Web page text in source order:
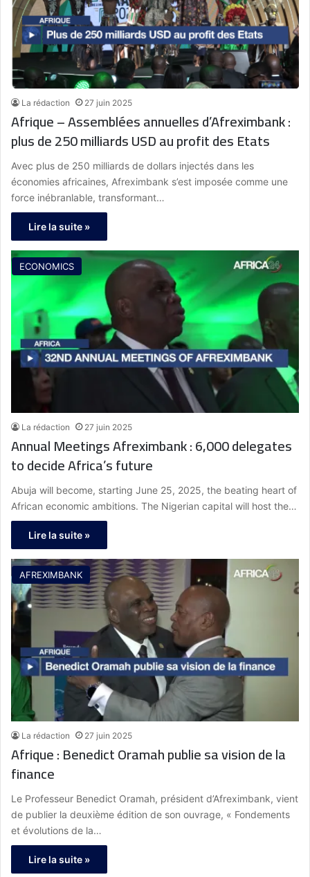
La rédaction 27 juin 2025
Afrique – Assemblées annuelles d’Afreximbank :
plus de 250 milliards USD au profit des Etats
Avec plus de 250 milliards de dollars injectés dans les
économies africaines, Afreximbank s’est imposée comme une
force inébranlable, transformant…
Lire la suite »
ECONOMICS
La rédaction 27 juin 2025
Annual Meetings Afreximbank : 6,000 delegates
to decide Africa’s future
Abuja will become, starting June 25, 2025, the beating heart of
African economic ambitions. The Nigerian capital will host the…
Lire la suite »
AFREXIMBANK
La rédaction 27 juin 2025
Afrique : Benedict Oramah publie sa vision de la
finance
Le Professeur Benedict Oramah, président d’Afreximbank, vient
de publier la deuxième édition de son ouvrage, « Fondements
et évolutions de la…
Lire la suite »